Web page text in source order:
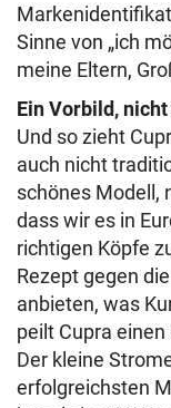
Sinne von „ich
meine Eltern,
Ein Vorbild,
Und so zieht
auch nicht
schönes Modell,
dass wir es in
richtigen Köpfe
Rezept gegen
anbieten, was
peilt Cupra
Der kleine
erfolgreichsten